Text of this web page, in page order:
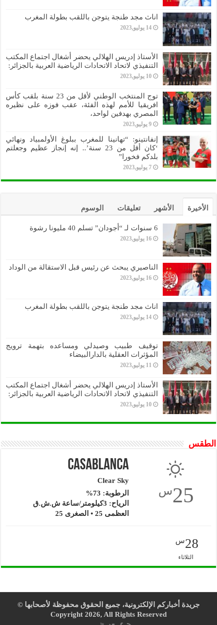
اناث مجد طنجة يتوجن باللقب بطولة المغرب
14 يوليو,2023
الأستاذ إدريس الهلالي يحضر أشغال اجتماع المكتب
التنفيذي لاتحاد الاتحادات الرياضية العربية بالجزائر:
10 يوليو,2023
توج المنتخب الوطني لأقل من 23 سنة بلقب كأس
افريقيا للأمم لهذه الفئة، عقب فوزه على نظيره
المصري بهدفين لواحد،
9 يوليو,2023
إنفانتينو: “تهانينا للمغرب ببلوغ الأولمبياد ونهائي
‘كان أقل من 23 سنة’.. إنه إنجاز عظيم وجعلتم
بلدكم فخورا”
7 يوليو,2023
الأخيرة الأشهر تعليقات الوسوم
6 سنوات لـ “أجودان” تسلم 40 مليونا رشوة
16 يوليو,2023
الناصيري يبحث عن رئيس قبل الاستقالة من الوداد
16 يوليو,2023
اناث مجد طنجة يتوجن باللقب بطولة المغرب
14 يوليو,2023
توقيف طبيب وصيدلي ومساعده بتهمة ترويج
المؤثرات العقلية بالدارالبيضاء
11 يوليو,2023
الأستاذ إدريس الهلالي يحضر أشغال اجتماع المكتب
التنفيذي لاتحاد الاتحادات الرياضية العربية بالجزائر:
10 يوليو,2023
الطقس
25س
Casablanca
Clear Sky
الرطوبة: 73%
الرياح: 3كيلومتر/ساعة ش.ش.ق‎
العظمى 25 • الصغرى 25
28س
الثلاثاء
جريدة أخباركم الإلكترونية، جميع الحقوق محفوظة لأصحابها ©
Copyright 2026, All Rights Reserved